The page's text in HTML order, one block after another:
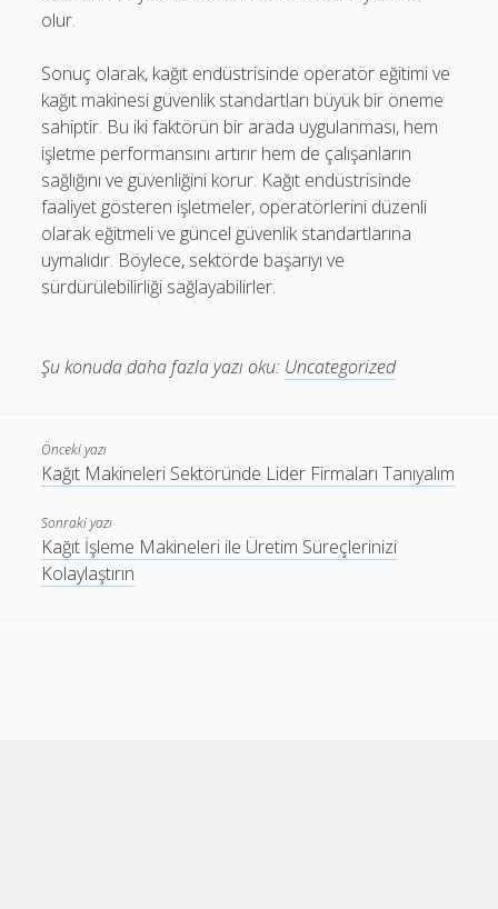
olur.
Sonuç olarak, kağıt endüstrisinde operatör eğitimi ve
kağıt makinesi güvenlik standartları büyük bir öneme
sahiptir. Bu iki faktörün bir arada uygulanması, hem
işletme performansını artırır hem de çalışanların
sağlığını ve güvenliğini korur. Kağıt endüstrisinde
faaliyet gösteren işletmeler, operatörlerini düzenli
olarak eğitmeli ve güncel güvenlik standartlarına
uymalıdır. Böylece, sektörde başarıyı ve
sürdürülebilirliği sağlayabilirler.
Şu konuda daha fazla yazı oku: Uncategorized
Önceki yazı
Kağıt Makineleri Sektöründe Lider Firmaları Tanıyalım
Sonraki yazı
Kağıt İşleme Makineleri ile Üretim Süreçlerinizi
Kolaylaştırın